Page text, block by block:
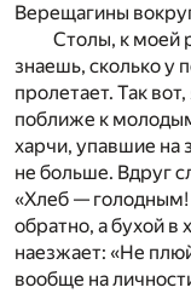
Верещагины
Столы, к моей
знаешь, сколько у
пролетает. Так
поближе к
харчи, упавшие на
не больше. Вдруг
«Хлеб —
обратно, а бухой
наезжает: «Не
вообще на